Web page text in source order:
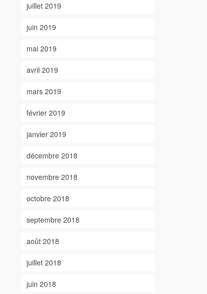
juillet 2019
juin 2019
mai 2019
avril 2019
mars 2019
février 2019
janvier 2019
décembre 2018
novembre 2018
octobre 2018
septembre 2018
août 2018
juillet 2018
juin 2018